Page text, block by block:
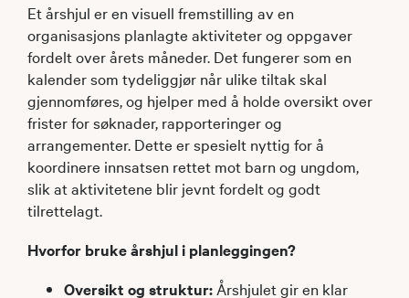
Et årshjul er en visuell fremstilling av en
organisasjons planlagte aktiviteter og oppgaver
fordelt over årets måneder. Det fungerer som en
kalender som tydeliggjør når ulike tiltak skal
gjennomføres, og hjelper med å holde oversikt over
frister for søknader, rapporteringer og
arrangementer. Dette er spesielt nyttig for å
koordinere innsatsen rettet mot barn og ungdom,
slik at aktivitetene blir jevnt fordelt og godt
tilrettelagt.
Hvorfor bruke årshjul i planleggingen?
Oversikt og struktur: Årshjulet gir en klar